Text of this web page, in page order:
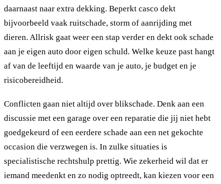
daarnaast naar extra dekking. Beperkt casco dekt
bijvoorbeeld vaak ruitschade, storm of aanrijding met
dieren. Allrisk gaat weer een stap verder en dekt ook schade
aan je eigen auto door eigen schuld. Welke keuze past hangt
af van de leeftijd en waarde van je auto, je budget en je
risicobereidheid.
Conflicten gaan niet altijd over blikschade. Denk aan een
discussie met een garage over een reparatie die jij niet hebt
goedgekeurd of een eerdere schade aan een net gekochte
occasion die verzwegen is. In zulke situaties is
specialistische rechtshulp prettig. Wie zekerheid wil dat er
iemand meedenkt en zo nodig optreedt, kan kiezen voor een